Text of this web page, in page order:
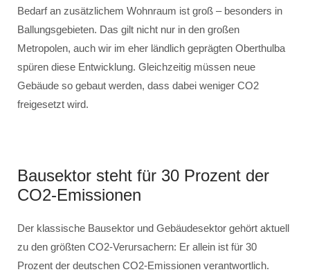
Bedarf an zusätzlichem Wohnraum ist groß – besonders in
Ballungsgebieten. Das gilt nicht nur in den großen
Metropolen, auch wir im eher ländlich geprägten Oberthulba
spüren diese Entwicklung. Gleichzeitig müssen neue
Gebäude so gebaut werden, dass dabei weniger CO2
freigesetzt wird.
Bausektor steht für 30 Prozent der
CO2-Emissionen
Der klassische Bausektor und Gebäudesektor gehört aktuell
zu den größten CO2-Verursachern: Er allein ist für 30
Prozent der deutschen CO2-Emissionen verantwortlich.